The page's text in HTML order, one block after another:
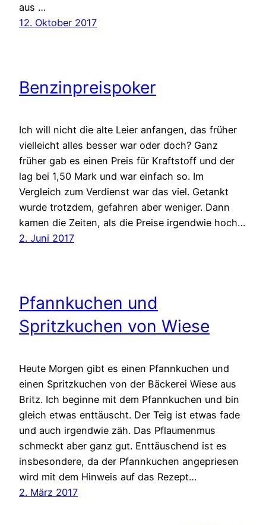
aus …
12. Oktober 2017
Benzinpreispoker
Ich will nicht die alte Leier anfangen, das früher
vielleicht alles besser war oder doch? Ganz
früher gab es einen Preis für Kraftstoff und der
lag bei 1,50 Mark und war einfach so. Im
Vergleich zum Verdienst war das viel. Getankt
wurde trotzdem, gefahren aber weniger. Dann
kamen die Zeiten, als die Preise irgendwie hoch…
2. Juni 2017
Pfannkuchen und
Spritzkuchen von Wiese
Heute Morgen gibt es einen Pfannkuchen und
einen Spritzkuchen von der Bäckerei Wiese aus
Britz. Ich beginne mit dem Pfannkuchen und bin
gleich etwas enttäuscht. Der Teig ist etwas fade
und auch irgendwie zäh. Das Pflaumenmus
schmeckt aber ganz gut. Enttäuschend ist es
insbesondere, da der Pfannkuchen angepriesen
wird mit dem Hinweis auf das Rezept…
2. März 2017